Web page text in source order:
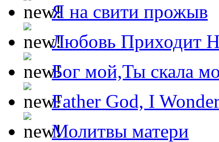
Я на свити прожыв
Любовь Приходит
Бог мой,Ты скала
Father God, I
Молитвы матери